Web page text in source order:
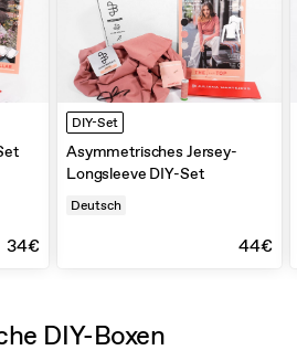
34€
DIY-Set
Asymmetrisches Jersey-
Longsleeve DIY-Set
Deutsch
44€
DIY-Boxen